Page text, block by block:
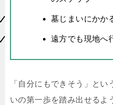
墓じまいにかか
遠方でも現地へ
「自分にもできそう」とい
いの第一歩を踏み出せるよ